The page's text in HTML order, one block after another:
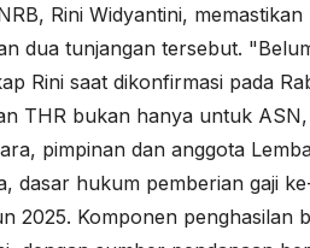
Rini Widyantini,
dua tunjangan tersebut.
Rini saat dikonfirmasi pada
THR bukan hanya untuk
pimpinan dan anggota
dasar hukum pemberian gaji
2025. Komponen penghasilan